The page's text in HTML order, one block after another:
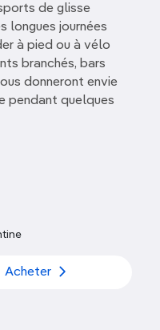
de glisse
longues journées
à pied ou à vélo
branchés, bars
donneront envie
pendant quelques
Acheter